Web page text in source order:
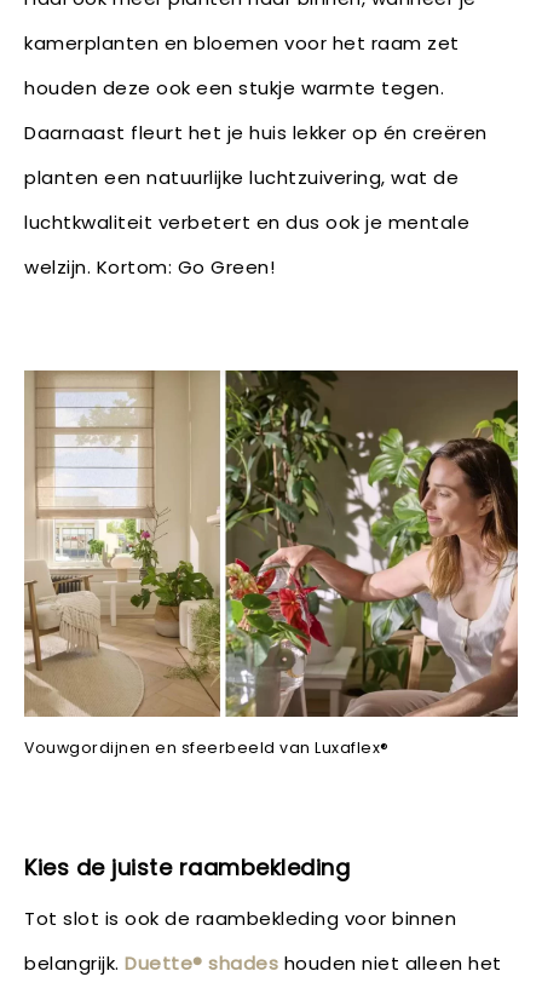
kamerplanten en bloemen voor het raam zet
houden deze ook een stukje warmte tegen.
Daarnaast fleurt het je huis lekker op én creëren
planten een natuurlijke luchtzuivering, wat de
luchtkwaliteit verbetert en dus ook je mentale
welzijn. Kortom: Go Green!
Vouwgordijnen en sfeerbeeld van Luxaflex®
Kies de juiste raambekleding
Tot slot is ook de raambekleding voor binnen
belangrijk. Duette® shades houden niet alleen het